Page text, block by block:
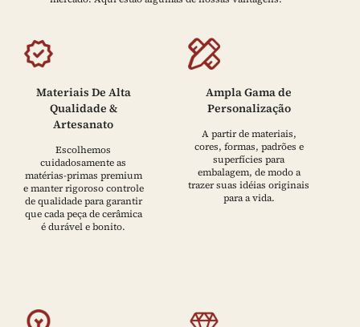
Materiais De Alta
Qualidade &
Artesanato
Escolhemos
cuidadosamente as
matérias-primas premium
e manter rigoroso controle
de qualidade para garantir
que cada peça de cerâmica
é durável e bonito.
Ampla Gama de
Personalização
A partir de materiais,
cores, formas, padrões e
superfícies para
embalagem, de modo a
trazer suas idéias originais
para a vida.